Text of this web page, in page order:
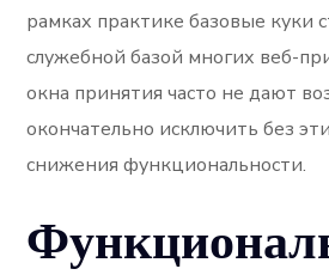
рамках практике базовые куки
служебной базой многих веб-
окна принятия часто не дают
окончательно исключить без
снижения функциональности.